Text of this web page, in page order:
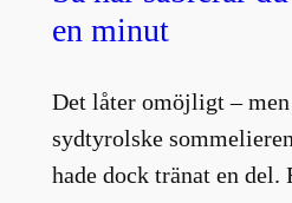
en minut
Det låter omöjligt –
sydtyrolske
hade dock tränat en